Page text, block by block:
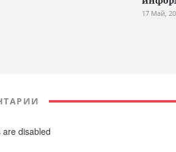
17 Май,
disabled